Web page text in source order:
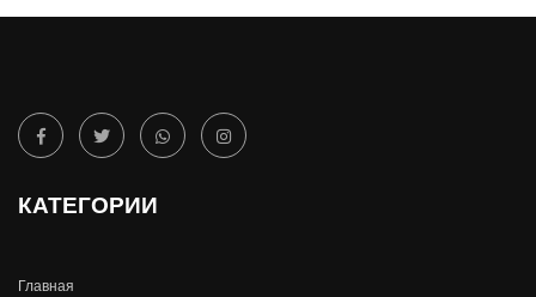
КАТЕГОРИИ
Главная